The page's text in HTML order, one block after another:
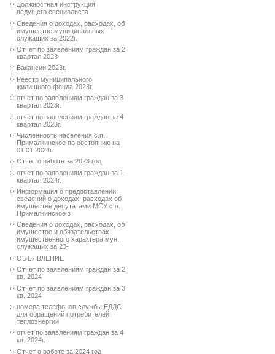
Должностная инструкция
ведущего специалиста
Сведения о доходах, расходах, об
имуществе муниципальных
служащих за 2022г.
Отчет по заявлениям граждан за 2
квартал 2023
Вакансии 2023г.
Реестр муниципального
жилищного фонда 2023г.
отчет по заявлениям граждан за 3
квартал 2023г.
отчет по заявлениям граждан за 4
квартал 2023г.
Численность населения с.п.
Прималкинское по состоянию на
01.01.2024г.
Отчет о работе за 2023 год
отчет по заявлениям граждан за 1
квартал 2024г.
Информация о предоставлении
сведений о доходах, расходах об
имуществе депутатами МСУ с.п.
Прималкинское з
Сведения о доходах, расходах, об
имуществе и обязательствах
имущественного характера мун.
служащих за 23-
ОБЪЯВЛЕНИЕ
Отчет по заявлениям граждан за 2
кв. 2024
Отчет по заявлениям граждан за 3
кв. 2024
номера телефонов службы ЕДДС
для обращений потребителей
теплоэнергии
отчет по заявлениям граждан за 4
кв. 2024г.
Отчет о работе за 2024 год